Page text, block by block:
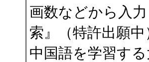
画数などから入
索』（特許出願
中国語を学習す